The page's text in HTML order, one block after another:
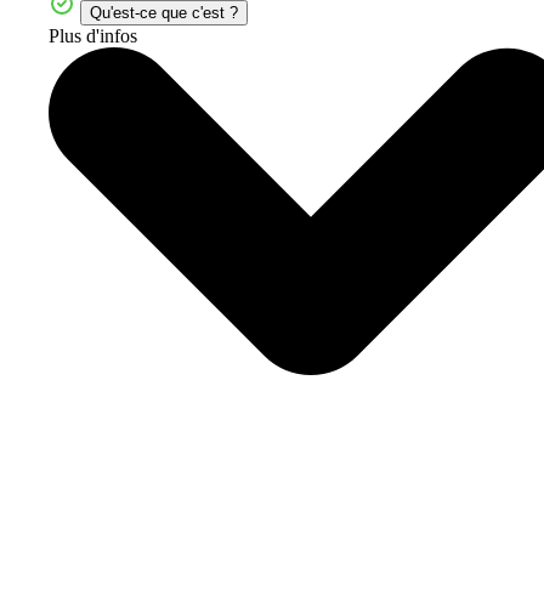
Qu'est-ce que c'est ?
Plus d'infos